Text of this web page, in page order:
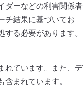
ダーなどの利害関係者
チ結果に基づいてお
る必要があります。
れています。また、デ
まれています。